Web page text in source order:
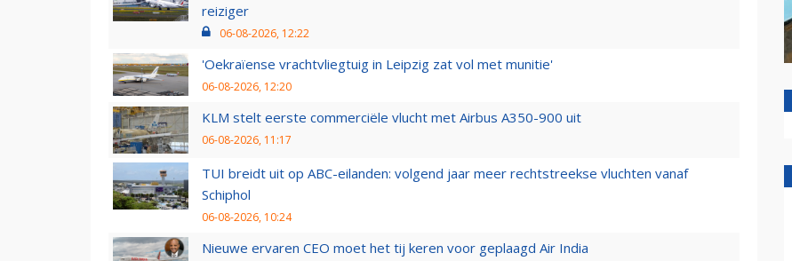
reiziger
06-08-2026, 12:22
'Oekraïense vrachtvliegtuig in Leipzig zat vol met munitie'
06-08-2026, 12:20
KLM stelt eerste commerciële vlucht met Airbus A350-900 uit
06-08-2026, 11:17
TUI breidt uit op ABC-eilanden: volgend jaar meer rechtstreekse vluchten vanaf
Schiphol
06-08-2026, 10:24
Nieuwe ervaren CEO moet het tij keren voor geplaagd Air India